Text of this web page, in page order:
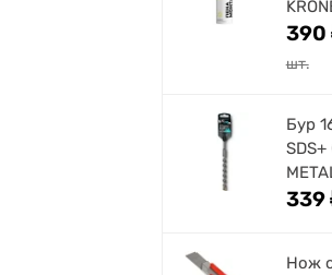
390
шт.
Бур
339
Нож